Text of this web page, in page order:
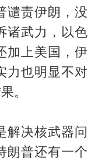
谴责伊朗，没
诸武力，以色
加上美国，伊
力也明显不对
。
解决核武器问
朗普还有一个